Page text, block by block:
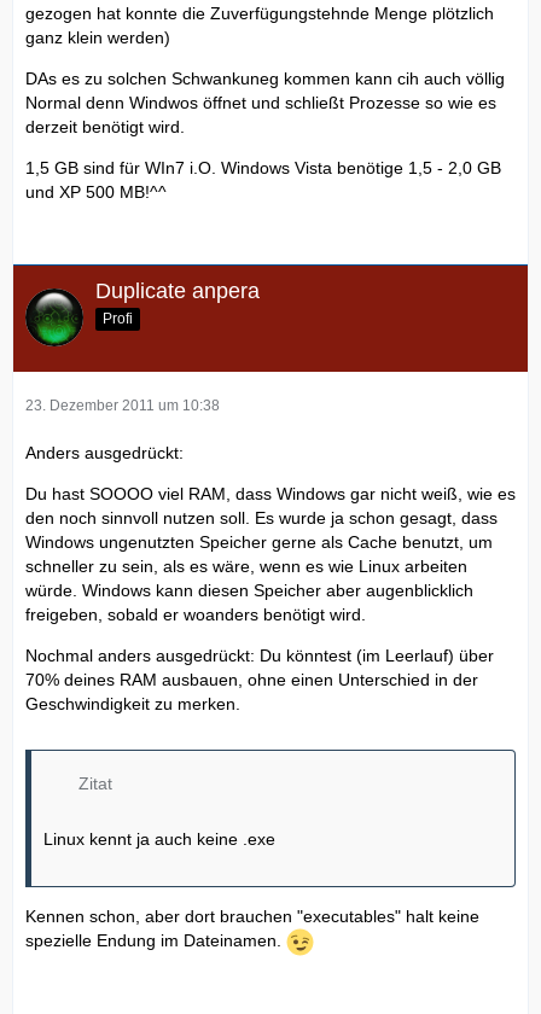
gezogen hat konnte die Zuverfügungstehnde Menge plötzlich
ganz klein werden)
DAs es zu solchen Schwankuneg kommen kann cih auch völlig
Normal denn Windwos öffnet und schließt Prozesse so wie es
derzeit benötigt wird.
1,5 GB sind für WIn7 i.O. Windows Vista benötige 1,5 - 2,0 GB
und XP 500 MB!^^
Duplicate anpera
Profi
23. Dezember 2011 um 10:38
Anders ausgedrückt:
Du hast SOOOO viel RAM, dass Windows gar nicht weiß, wie es
den noch sinnvoll nutzen soll. Es wurde ja schon gesagt, dass
Windows ungenutzten Speicher gerne als Cache benutzt, um
schneller zu sein, als es wäre, wenn es wie Linux arbeiten
würde. Windows kann diesen Speicher aber augenblicklich
freigeben, sobald er woanders benötigt wird.
Nochmal anders ausgedrückt: Du könntest (im Leerlauf) über
70% deines RAM ausbauen, ohne einen Unterschied in der
Geschwindigkeit zu merken.
Zitat
Linux kennt ja auch keine .exe
Kennen schon, aber dort brauchen "executables" halt keine
spezielle Endung im Dateinamen.